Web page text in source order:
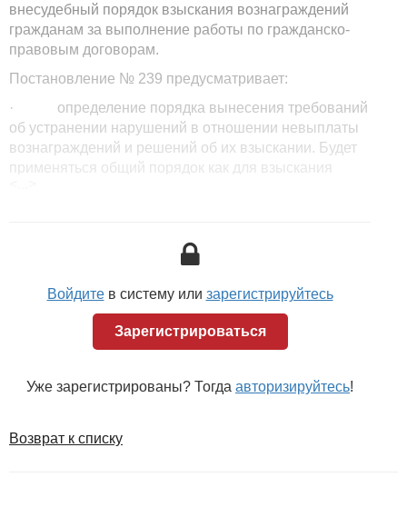
внесудебный порядок взыскания вознаграждений
гражданам за выполнение работы по гражданско-
правовым договорам.
Постановление № 239 предусматривает:
· определение порядка вынесения требований
об устранении нарушений в отношении невыплаты
вознаграждений и решений об их взыскании. Будет
применяться общий порядок как для взыскания
государственной инспекции труда в органы
принудительного исполнения. Одновременно
устанавливаются единые формы документов,
· дополнение Положения о Департаменте
установлению фактов невыплаты гражданам
вознаграждений и обеспечению их взыскания;
произошедших в законодательстве.
Войдитев систему или зарегистрируйтесь
Зарегистрироваться
Уже зарегистрированы? Тогда авторизируйтесь!
Возврат к списку